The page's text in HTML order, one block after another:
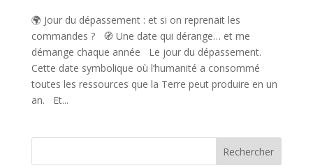
🌍 Jour du dépassement : et si on reprenait les
commandes ? 🧭 Une date qui dérange… et me
démange chaque année Le jour du dépassement.
Cette date symbolique où l’humanité a consommé
toutes les ressources que la Terre peut produire en un
an. Et...
Rechercher